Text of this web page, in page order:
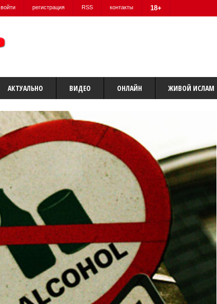
войти регистрация RSS контакты 18+
АКТУАЛЬНО ВИДЕО ОНЛАЙН ЖИВОЙ ИСЛАМ